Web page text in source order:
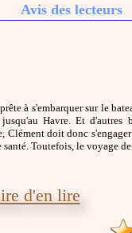
Avis des lecteurs
à s'embarquer sur le
Havre. Et d'autres
Clément doit donc
Toutefois, le voyage
d'en lire